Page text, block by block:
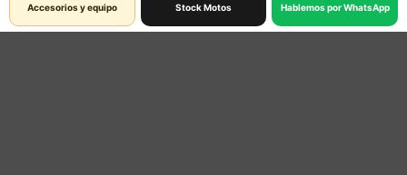
Accesorios y equipo Stock Motos Hablemos por WhatsApp